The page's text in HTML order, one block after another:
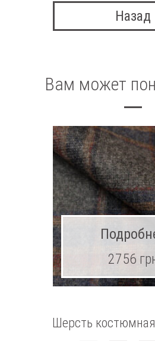
Назад
Вам может
Шерсть костюмная
2756